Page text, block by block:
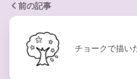
前の記事
チョークで描い